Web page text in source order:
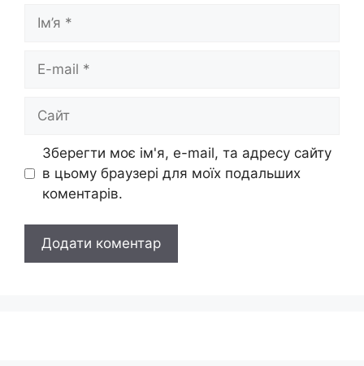
mail
Зберегти моє ім'я, e-mail, та адресу сайту
в цьому браузері для моїх подальших
коментарів.